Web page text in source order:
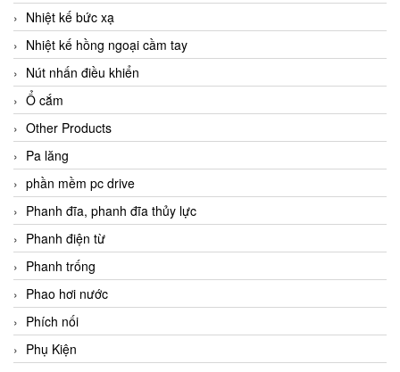
Nhiệt kế bức xạ
Nhiệt kế hồng ngoại cầm tay
Nút nhấn điều khiển
Ổ cắm
Other Products
Pa lăng
phần mềm pc drive
Phanh đĩa, phanh đĩa thủy lực
Phanh điện từ
Phanh trống
Phao hơi nước
Phích nối
Phụ Kiện